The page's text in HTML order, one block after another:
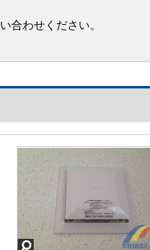
合わせください。